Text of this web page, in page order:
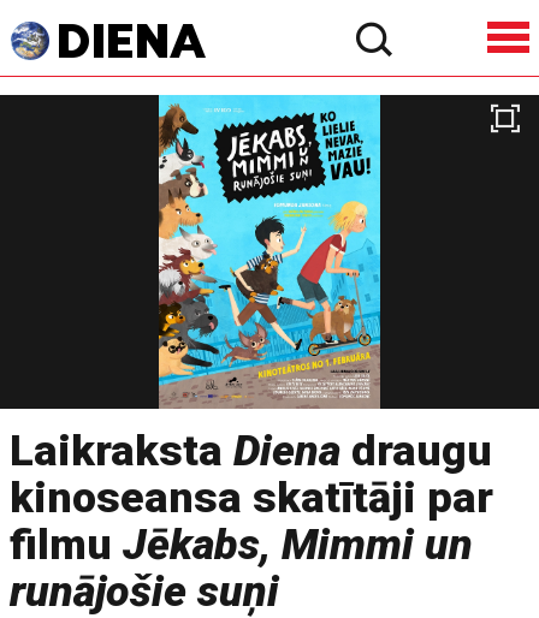
LaikrakstaDiena draugu
kinoseansa skatītāji par
filmuJēkabs, Mimmi un
runājošie suņi